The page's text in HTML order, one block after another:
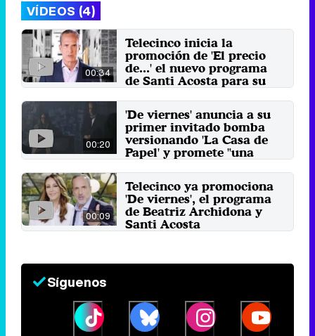
VÍDEOS (4)
00:34
Telecinco inicia la
promoción de 'El precio
de...' el nuevo programa
de Santi Acosta para su
31 de agosto 2025
00:20
'De viernes' anuncia a su
primer invitado bomba
versionando 'La Casa de
Papel' y promete "una
18 de noviembre 2023
00:09
Telecinco ya promociona
'De viernes', el programa
de Beatriz Archidona y
Santi Acosta
Síguenos